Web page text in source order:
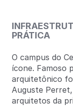
PRÁTICA
O campus do
ícone. Famoso
arquitetônico
Auguste
arquitetos da